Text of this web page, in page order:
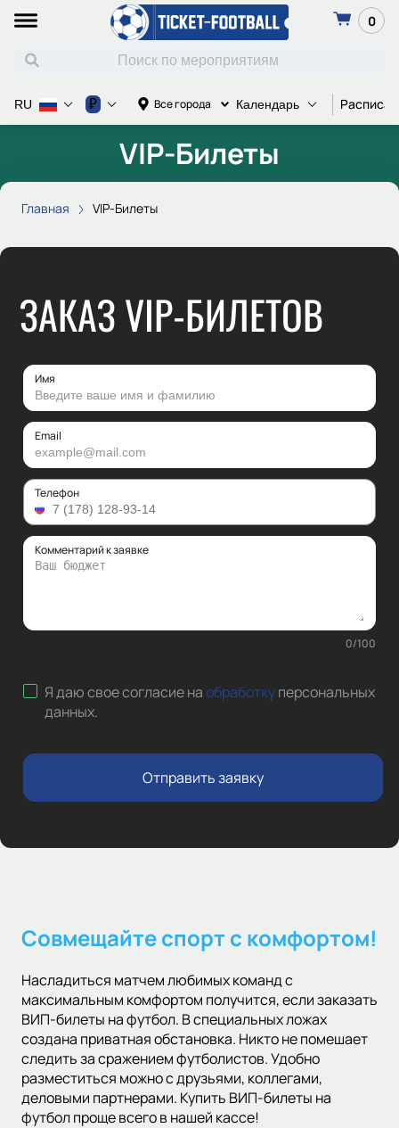
0
Все города Календарь
RU ₽
VIP-Билеты
Главная VIP-Билеты
ЗАКАЗ VIP-БИЛЕТОВ
Имя
Email
Телефон
Комментарий к заявке
0/100
Я даю свое согласие наобработкуперсональных
данных.
Отправить заявку
Совмещайте спорт с комфортом!
Насладиться матчем любимых команд с
максимальным комфортом получится, если заказать
ВИП-билеты на футбол. В специальных ложах
создана приватная обстановка. Никто не помешает
следить за сражением футболистов. Удобно
разместиться можно с друзьями, коллегами,
деловыми партнерами. Купить ВИП-билеты на
футбол проще всего в нашей кассе!